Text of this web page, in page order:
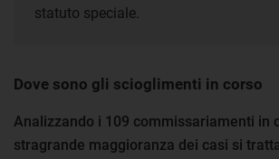
statuto speciale.
Dove sono gli scioglimenti in corso
Analizzando i 109 commissariamenti in
stragrande maggioranza dei casi si